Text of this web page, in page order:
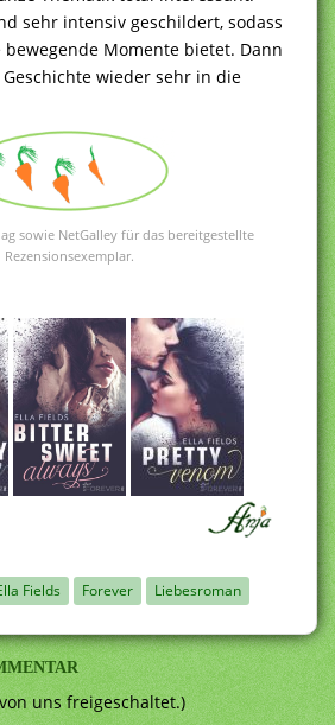
sehr intensiv geschildert, sodass
Momente bietet. Dann
wieder sehr in die
sowie NetGalley für das bereitgestellte
Rezensionsexemplar.
Fields Forever Liebesroman
uns freigeschaltet.)